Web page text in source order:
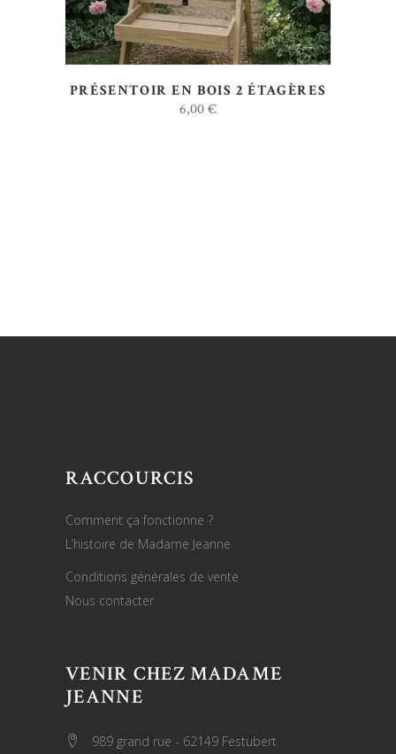
PRÉSENTOIR EN BOIS 2 ÉTAGÈRES
6,00€
RACCOURCIS
Comment ça fonctionne ?
L’histoire de Madame Jeanne
Conditions générales de vente
Nous contacter
VENIR CHEZ MADAME
JEANNE
989 grand rue - 62149 Festubert